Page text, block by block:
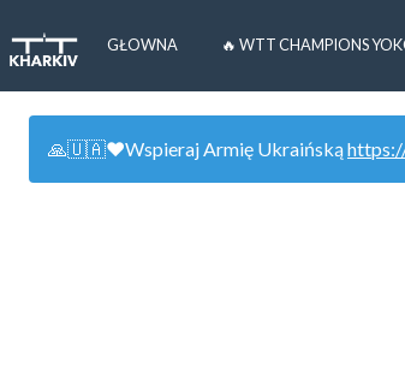
GŁOWNA 🔥 WTT CHAMPIONS
🙏🇺🇦❤️Wspieraj Armię Ukraińską